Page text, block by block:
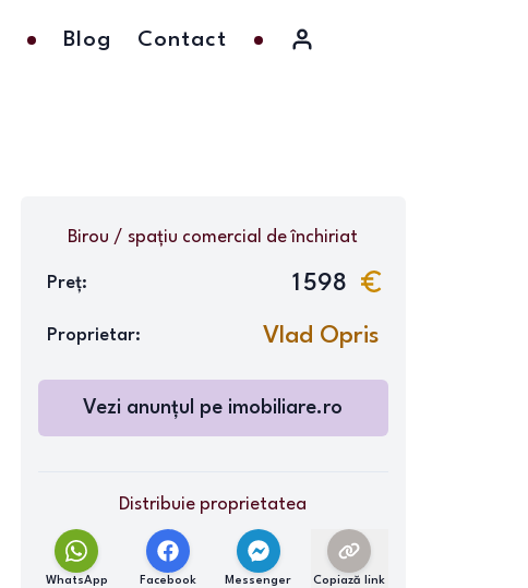
Blog Contact
Birou / spațiu comercial de închiriat
Preț: 1 598
Proprietar: Vlad Opris
Vezi anunțul pe imobiliare.ro
Distribuie proprietatea
WhatsApp Facebook Messenger Copiază link